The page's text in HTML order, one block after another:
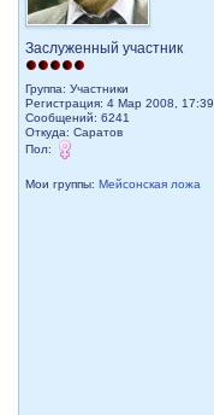
Заслуженный участник
Группа: Участники
Регистрация: 4 Мар 2008, 17:39
Сообщений: 6241
Откуда: Саратов
Пол:
Мои группы:Мейсонская ложа